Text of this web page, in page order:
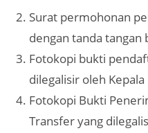
Surat permohonan
dengan tanda
Fotokopi bukti
dilegalisir oleh Kepala
Fotokopi Bukti
Transfer yang